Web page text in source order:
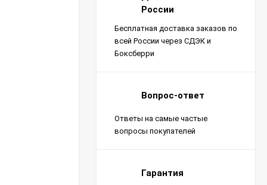
России
Бесплатная доставка заказов по
всей России через СДЭК и
Боксберри
Вопрос-ответ
Ответы на самые частые
вопросы покупателей
Гарантия